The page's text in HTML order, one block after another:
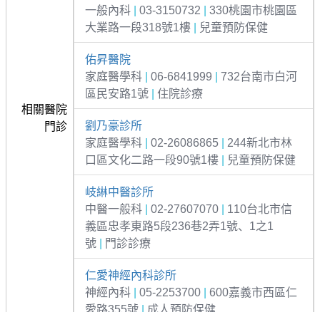
相關醫院
門診
一般內科
03-3150732
330桃園市桃園區
大業路一段318號1樓
兒童預防保健
佑昇醫院
家庭醫學科
06-6841999
732台南市白河
區民安路1號
住院診療
劉乃豪診所
家庭醫學科
02-26086865
244新北市林
口區文化二路一段90號1樓
兒童預防保健
岐綝中醫診所
中醫一般科
02-27607070
110台北市信
義區忠孝東路5段236巷2弄1號、1之1
號
門診診療
仁愛神經內科診所
神經內科
05-2253700
600嘉義市西區仁
愛路355號
成人預防保健